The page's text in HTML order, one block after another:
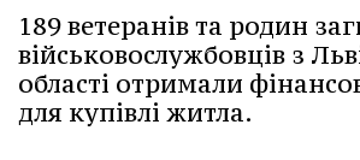
189 ветеранів та родин
військовослужбовців з
області отримали
для купівлі житла.